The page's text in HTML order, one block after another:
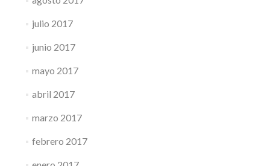
julio 2017
junio 2017
mayo 2017
abril 2017
marzo 2017
febrero 2017